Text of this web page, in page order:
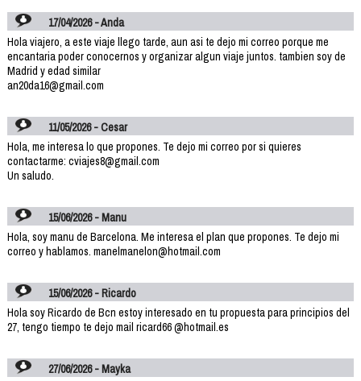
17/04/2026 - Anda
Hola viajero, a este viaje llego tarde, aun asi te dejo mi correo porque me
encantaria poder conocernos y organizar algun viaje juntos. tambien soy de
Madrid y edad similar
an20da16@gmail.com
11/05/2026 - Cesar
Hola, me interesa lo que propones. Te dejo mi correo por si quieres
contactarme: cviajes8@gmail.com
Un saludo.
15/06/2026 - Manu
Hola, soy manu de Barcelona. Me interesa el plan que propones. Te dejo mi
correo y hablamos. manelmanelon@hotmail.com
15/06/2026 - Ricardo
Hola soy Ricardo de Bcn estoy interesado en tu propuesta para principios del
27, tengo tiempo te dejo mail ricard66 @hotmail.es
27/06/2026 - Mayka